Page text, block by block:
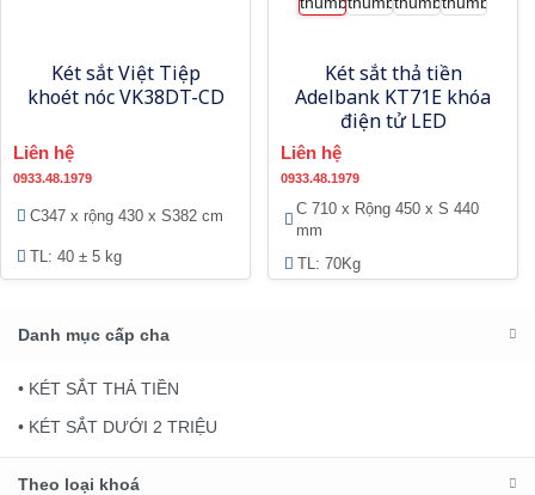
Két sắt Việt Tiệp
khoét nóc VK38DT-CD
Liên hệ
0933.48.1979
C347 x rộng 430 x S382 cm
TL: 40 ± 5 kg
Két sắt thả tiền
Adelbank KT71E khóa
điện tử LED
Liên hệ
0933.48.1979
C 710 x Rộng 450 x S 440
mm
TL: 70Kg
Danh mục cấp cha
• KÉT SẮT THẢ TIỀN
• KÉT SẮT DƯỚI 2 TRIỆU
Theo loại khoá